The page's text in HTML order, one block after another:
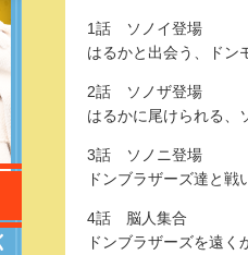
1話 ソノイ登場
はるかと出会う、ドン
2話 ソノザ登場
はるかに尾けられる、
3話 ソノニ登場
ドンブラザーズ達と戦
4話 脳人集合
ドンブラザーズを遠く